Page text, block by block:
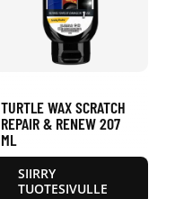
TURTLE WAX SCRATCH
REPAIR & RENEW 207
ML
SIIRRY
TUOTESIVULLE